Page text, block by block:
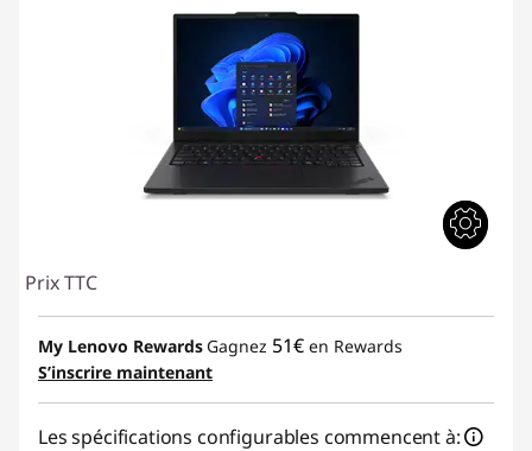
Prix TTC
My Lenovo Rewards Gagnez 51€ en Rewards
S’inscrire maintenant
Les spécifications configurables commencent à: